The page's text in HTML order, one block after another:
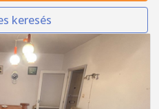
keresés